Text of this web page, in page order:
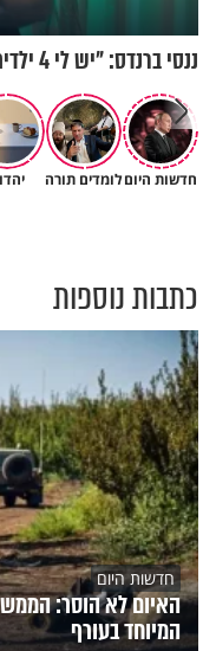
ננסי ברנדס: "יש לי 4 ילדים. הקשר הכי טוב - עם הבת החרדית"
חדשות היוםלומדים תורה
מדוע האמונה נמשלה
כתבות נוספות
חדשות היום
האיום לא הוסר:
המיוחד בעורף